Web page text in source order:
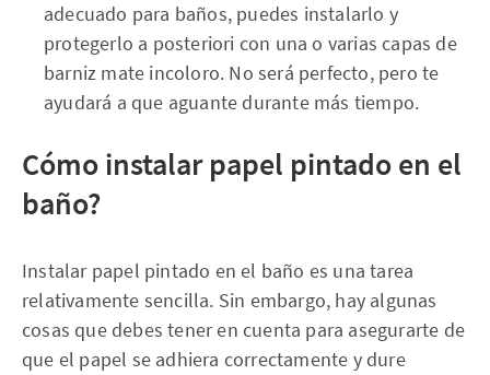
adecuado para baños, puedes instalarlo y
protegerlo a posteriori con una o varias capas de
barniz mate incoloro. No será perfecto, pero te
ayudará a que aguante durante más tiempo.
Cómo instalar papel pintado en el
baño?
Instalar papel pintado en el baño es una tarea
relativamente sencilla. Sin embargo, hay algunas
cosas que debes tener en cuenta para asegurarte de
que el papel se adhiera correctamente y dure